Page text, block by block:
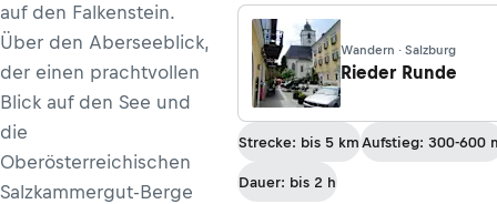
auf den Falkenstein.
Über den Aberseeblick,
der einen prachtvollen
Blick auf den See und
die
Oberösterreichischen
Salzkammergut-Berge
Wandern · Salzburg
Rieder Runde
Strecke: bis 5 km Aufstieg: 300-600
Dauer: bis 2 h